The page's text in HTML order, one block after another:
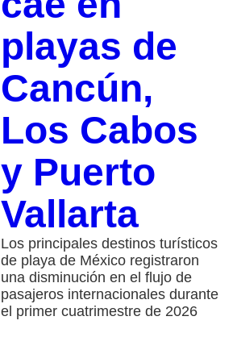
playas de
Cancún,
Los Cabos
y Puerto
Vallarta
Los principales destinos turísticos
de playa de México registraron
una disminución en el flujo de
pasajeros internacionales durante
el primer cuatrimestre de 2026